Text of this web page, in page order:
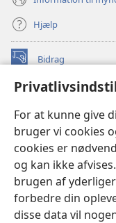
For at kunne give
bruger vi cookies
cookies er
og kan ikke
brugen af
forbedre din
disse data vil
Hjælp
Bidrag
(åbner
vindue)Watchtower
nyt
vindue)JW Hub
(åbner
nyt
vindue)JW Library
Watchtower